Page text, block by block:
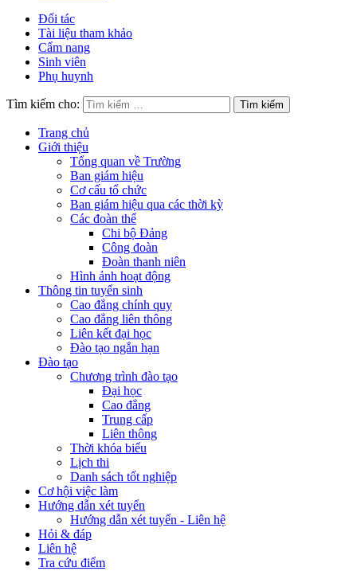
Đối tác
Tài liệu tham khảo
Cẩm nang
Sinh viên
Phụ huynh
Tìm kiếm cho:
Trang chủ
Giới thiệu
Tổng quan về Trường
Ban giám hiệu
Cơ cấu tổ chức
Ban giám hiệu qua các thời kỳ
Các đoàn thể
Chi bộ Đảng
Công đoàn
Đoàn thanh niên
Hình ảnh hoạt động
Thông tin tuyển sinh
Cao đẳng chính quy
Cao đẳng liên thông
Liên kết đại học
Đào tạo ngắn hạn
Đào tạo
Chương trình đào tạo
Đại học
Cao đẳng
Trung cấp
Liên thông
Thời khóa biểu
Lịch thi
Danh sách tốt nghiệp
Cơ hội việc làm
Hướng dẫn xét tuyển
Hướng dẫn xét tuyển - Liên hệ
Hỏi & đáp
Liên hệ
Tra cứu điểm